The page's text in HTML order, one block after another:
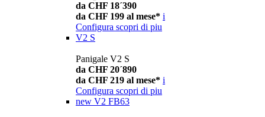
da CHF 18´390
da CHF 199 al mese* i
Configura scopri di piu
V2 S
Panigale V2 S
da CHF 20´890
da CHF 219 al mese* i
Configura scopri di piu
new V2 FB63